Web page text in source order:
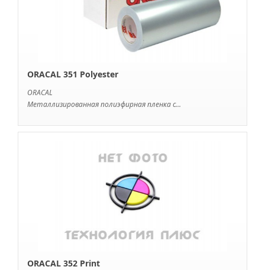
ORACAL 351 Polyester
ORACAL
Металлизированная полиэфирная пленка с...
ORACAL 352 Print